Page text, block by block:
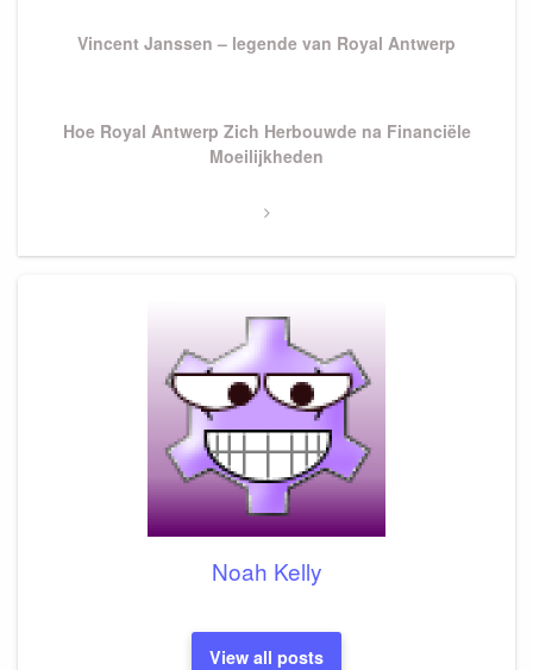
Vincent Janssen – legende van Royal Antwerp
Next
Hoe Royal Antwerp Zich Herbouwde na Financiële
Moeilijkheden
Noah Kelly
View all posts